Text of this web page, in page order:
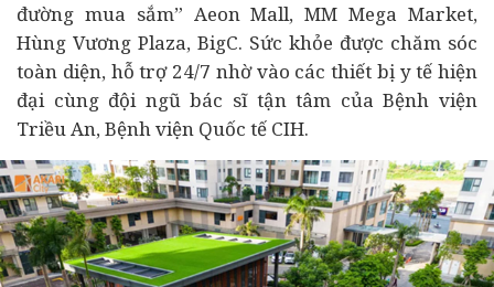
đường mua sắm” Aeon Mall, MM Mega Market,
Hùng Vương Plaza, BigC. Sức khỏe được chăm sóc
toàn diện, hỗ trợ 24/7 nhờ vào các thiết bịy tế hiện
đại cùng đội ngũ bác sĩ tận tâm của Bệnh viện
Triều An, Bệnh viện Quốc tế CIH.